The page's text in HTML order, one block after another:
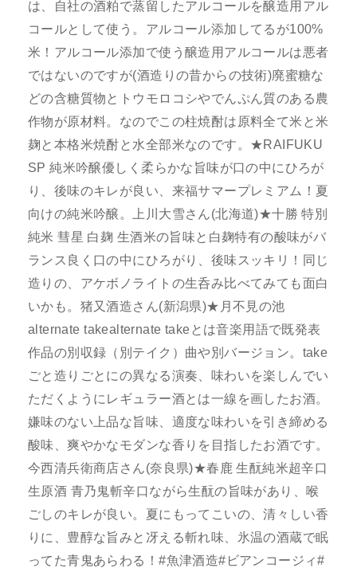
は、自社の酒粕で蒸留したアルコールを醸造用アル
コールとして使う。アルコール添加してるが100%
米！アルコール添加で使う醸造用アルコールは悪者
ではないのですが(酒造りの昔からの技術)廃蜜糖な
どの含糖質物とトウモロコシやでんぷん質のある農
作物が原材料。なのでこの柱焼酎は原料全て米と米
麹と本格米焼酎と水全部米なのです。★RAIFUKU
SP 純米吟醸優しく柔らかな旨味が口の中にひろが
り、後味のキレが良い、来福サマープレミアム！夏
向けの純米吟醸。上川大雪さん(北海道)★十勝 特別
純米 彗星 白麹 生酒米の旨味と白麹特有の酸味がバ
ランス良く口の中にひろがり、後味スッキリ！同じ
造りの、アケボノライトの生呑み比べてみても面白
いかも。猪又酒造さん(新潟県)★月不見の池
alternate takealternate takeとは音楽用語で既発表
作品の別収録（別テイク）曲や別バージョン。take
ごと造りごとにの異なる演奏、味わいを楽しんでい
ただくようにレギュラー酒とは一線を画したお酒。
嫌味のない上品な旨味、適度な味わいを引き締める
酸味、爽やかなモダンな香りを目指したお酒です。
今西清兵衛商店さん(奈良県)★春鹿 生酛純米超辛口
生原酒 青乃鬼斬辛口ながら生酛の旨味があり、喉
ごしのキレが良い。夏にもってこいの、清々しい香
りに、豊醇な旨みと冴える斬れ味、氷温の酒蔵で眠
ってた青鬼あらわる！#魚津酒造#ビアンコージィ#